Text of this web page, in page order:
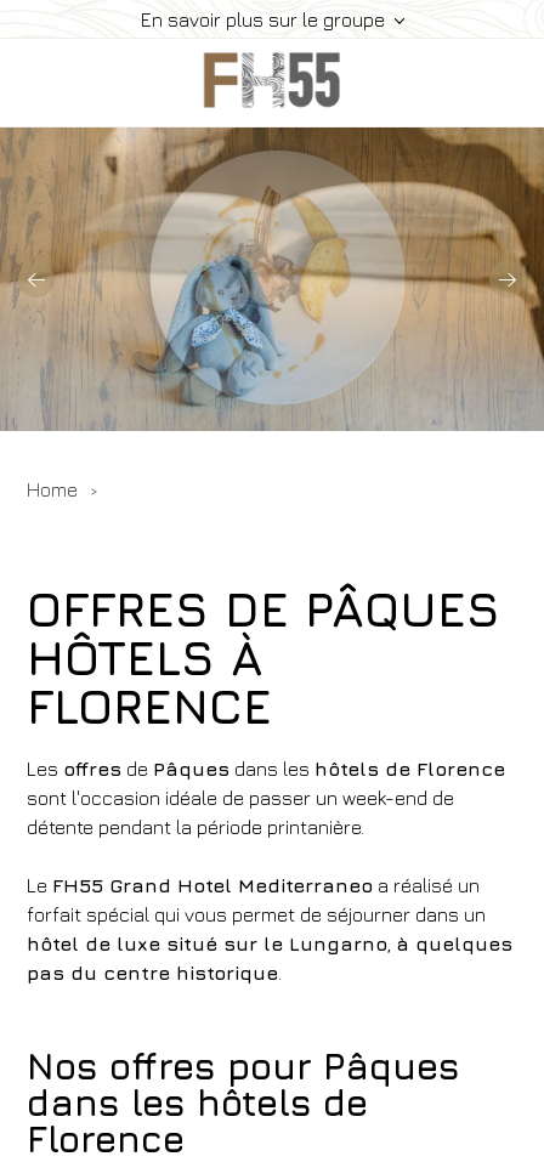
En savoir plus sur le groupe
Home
Histoire
Collection
Meeting
Contacts
Offres
Réservez
Home
OFFRES DE PÂQUES
HÔTELS À
FLORENCE
Les offres de Pâques dans les hôtels de Florence
sont l'occasion idéale de passer un week-end de
détente pendant la période printanière.
Le FH55 Grand Hotel Mediterraneo a réalisé un
forfait spécial qui vous permet de séjourner dans un
hôtel de luxe situé sur le Lungarno à quelques
pas du centre historique
Nos offres pour Pâques
dans les hôtels de
Florence